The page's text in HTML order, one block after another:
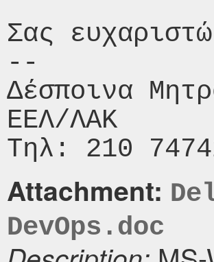
Σας
--
Δέσποινα
ΕΕΛ/ΛΑΚ
Attachment:
DevOps.doc